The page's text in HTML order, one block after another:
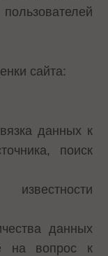
сайта:
данных к
поиск
данных
на вопрос к